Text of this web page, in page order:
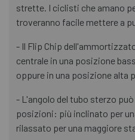
strette. I ciclisti che amano
troveranno facile mettere a
- Il Flip Chip
centrale in una posizione
oppure in una posizione alta
- L'angolo del tubo sterzo
posizioni: più inclinato per
rilassato per una maggiore